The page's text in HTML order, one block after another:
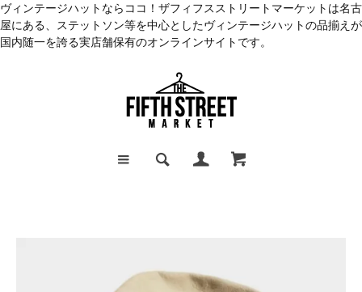
ヴィンテージハットならココ！ザフィフスストリートマーケットは名古
屋にある、ステットソン等を中心としたヴィンテージハットの品揃えが
国内随一を誇る実店舗保有のオンラインサイトです。